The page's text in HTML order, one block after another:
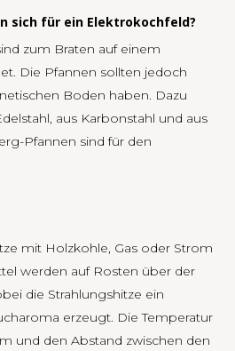
sich für ein Elektrokochfeld?
zum Braten auf einem
Die Pfannen sollten jedoch
Boden haben. Dazu
aus Karbonstahl und aus
Pfannen sind für den
mit Holzkohle, Gas oder Strom
werden auf Rosten über der
die Strahlungshitze ein
erzeugt. Die Temperatur
und den Abstand zwischen den